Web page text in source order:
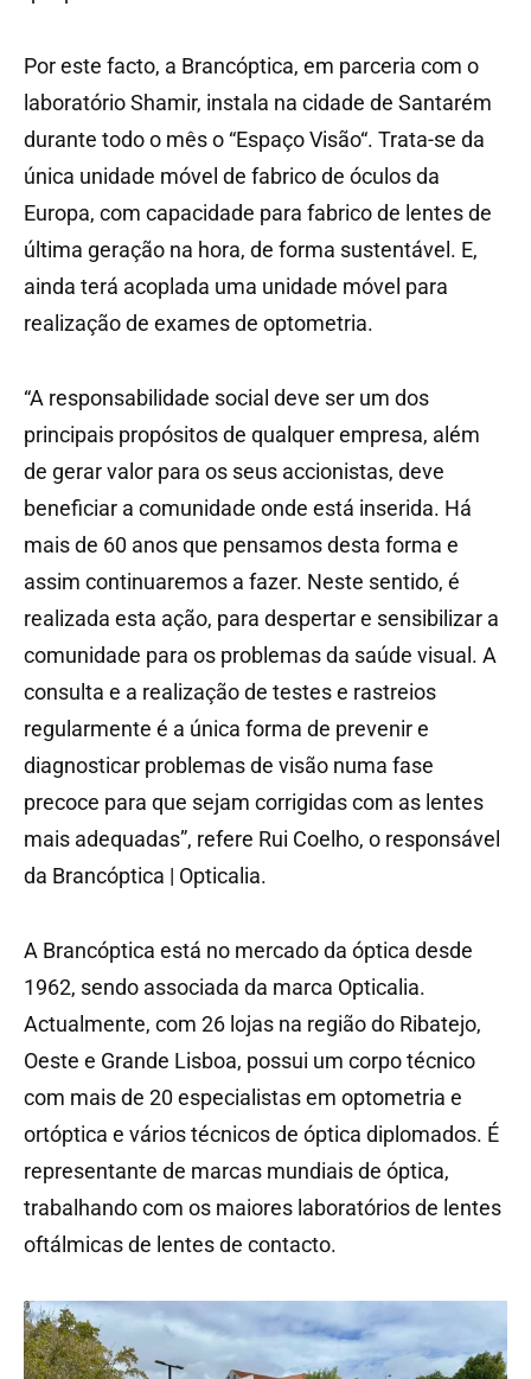
Por este facto, a Brancóptica, em parceria com o
laboratório Shamir, instala na cidade de Santarém
durante todo o mês o “Espaço Visão“. Trata-se da
única unidade móvel de fabrico de óculos da
Europa, com capacidade para fabrico de lentes de
última geração na hora, de forma sustentável. E,
ainda terá acoplada uma unidade móvel para
realização de exames de optometria.
“A responsabilidade social deve ser um dos
principais propósitos de qualquer empresa, além
de gerar valor para os seus accionistas, deve
beneficiar a comunidade onde está inserida. Há
mais de 60 anos que pensamos desta forma e
assim continuaremos a fazer. Neste sentido, é
realizada esta ação, para despertar e sensibilizar a
comunidade para os problemas da saúde visual. A
consulta e a realização de testes e rastreios
regularmente é a única forma de prevenir e
diagnosticar problemas de visão numa fase
precoce para que sejam corrigidas com as lentes
mais adequadas”, refere Rui Coelho, o responsável
da Brancóptica | Opticalia.
A Brancóptica está no mercado da óptica desde
1962, sendo associada da marca Opticalia.
Actualmente, com 26 lojas na região do Ribatejo,
Oeste e Grande Lisboa, possui um corpo técnico
com mais de 20 especialistas em optometria e
ortóptica e vários técnicos de óptica diplomados. É
representante de marcas mundiais de óptica,
trabalhando com os maiores laboratórios de lentes
oftálmicas de lentes de contacto.